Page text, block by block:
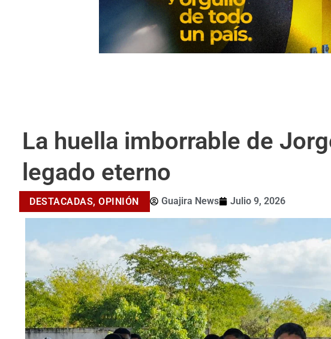
La huella imborrable de
legado eterno
DESTACADAS, OPINIÓN Guajira News Julio 9, 2026